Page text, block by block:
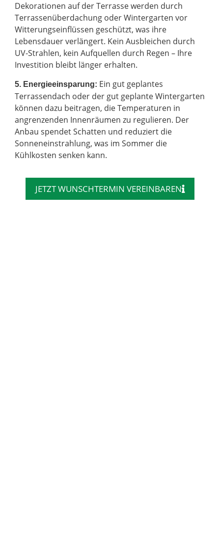
Dekorationen auf der Terrasse werden durch
Terrassenüberdachung oder Wintergarten vor
Witterungseinflüssen geschützt, was ihre
Lebensdauer verlängert. Kein Ausbleichen durch
UV-Strahlen, kein Aufquellen durch Regen – Ihre
Investition bleibt länger erhalten.
5. Energieeinsparung: Ein gut geplantes
Terrassendach oder der gut geplante Wintergarten
können dazu beitragen, die Temperaturen in
angrenzenden Innenräumen zu regulieren. Der
Anbau spendet Schatten und reduziert die
Sonneneinstrahlung, was im Sommer die
Kühlkosten senken kann.
JETZT WUNSCHTERMIN VEREINBAREN